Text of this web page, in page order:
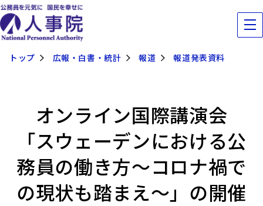
トップ 広報・白書・統計 報道 報道発表資料
オンライン国際講演会
「スウェーデンにおける公
務員の働き方～コロナ禍で
の現状も踏まえ～」の開催